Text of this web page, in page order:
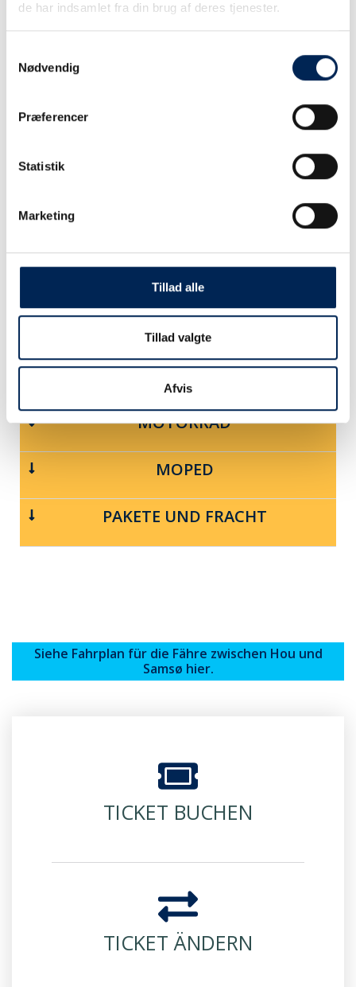
de har indsamlet fra din brug af deres tjenester.
Nødvendig
Præferencer
Statistik
Marketing
Tillad alle
Tillad valgte
Afvis
Standard Tarife
FAHRRAD
PKW MIT ANHÄNGER
WOHNMOBIL
MOTORRAD
MOPED
PAKETE UND FRACHT
Siehe Fahrplan für die Fähre zwischen Hou und
Samsø hier.
TICKET BUCHEN
TICKET ÄNDERN